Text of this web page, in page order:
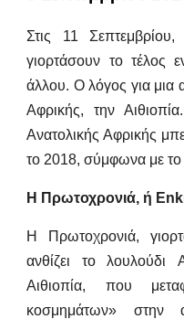
Στις 11
γιορτάσουν το τέλος
άλλου. Ο λόγος για μια
Αφρικής, την
Ανατολικής Αφρικής
το 2018, σύμφωνα με το
Η Πρωτοχρονιά, ή
Η Πρωτοχρονιά,
ανθίζει το
Αιθιοπία, που
κοσμημάτων» στην